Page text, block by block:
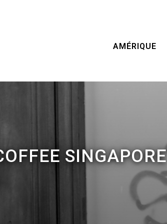
AMÉRIQUE
SINGAPORE